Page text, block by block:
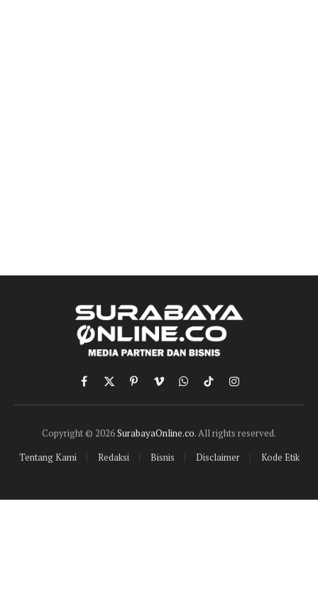
Facebook
X
(Twitter)
PinterestVimeoWhatsApp
TikTokInstagram
Copyright © 2026SurabayaOnline.co. All rights reserved.
Tentang Kami
Redaksi Bisnis Disclaimer Kode Etik